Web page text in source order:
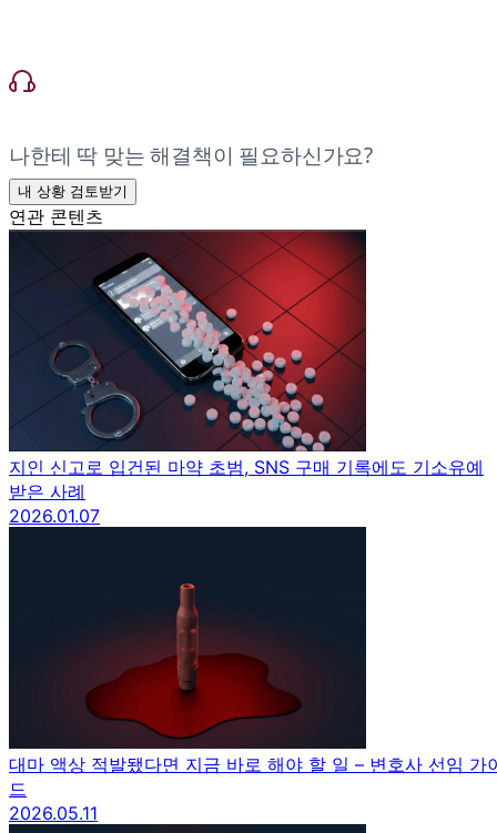
나한테 딱 맞는 해결책이 필요하신가요?
내 상황 검토받기
연관 콘텐츠
지인 신고로 입건된 마약 초범, SNS 구매 기록에도 기소유예
받은 사례
2026.01.07
대마 액상 적발됐다면 지금 바로 해야 할 일 – 변호사 선임 가
드
2026.05.11